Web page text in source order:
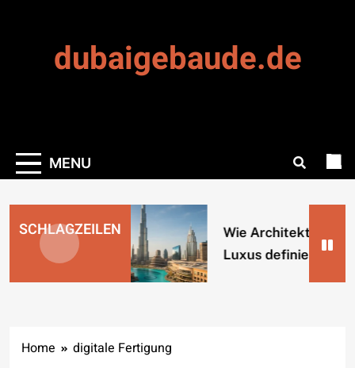
dubaigebaude.de
MENU
SCHLAGZEILEN
Wie Architektur
Luxus definiert
Home digitale Fertigung